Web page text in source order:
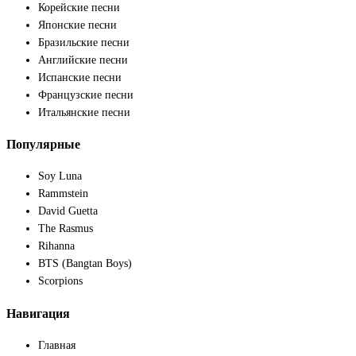
Корейские песни
Японские песни
Бразильские песни
Английские песни
Испанские песни
Французские песни
Итальянские песни
Популярные
Soy Luna
Rammstein
David Guetta
The Rasmus
Rihanna
BTS (Bangtan Boys)
Scorpions
Навигация
Главная